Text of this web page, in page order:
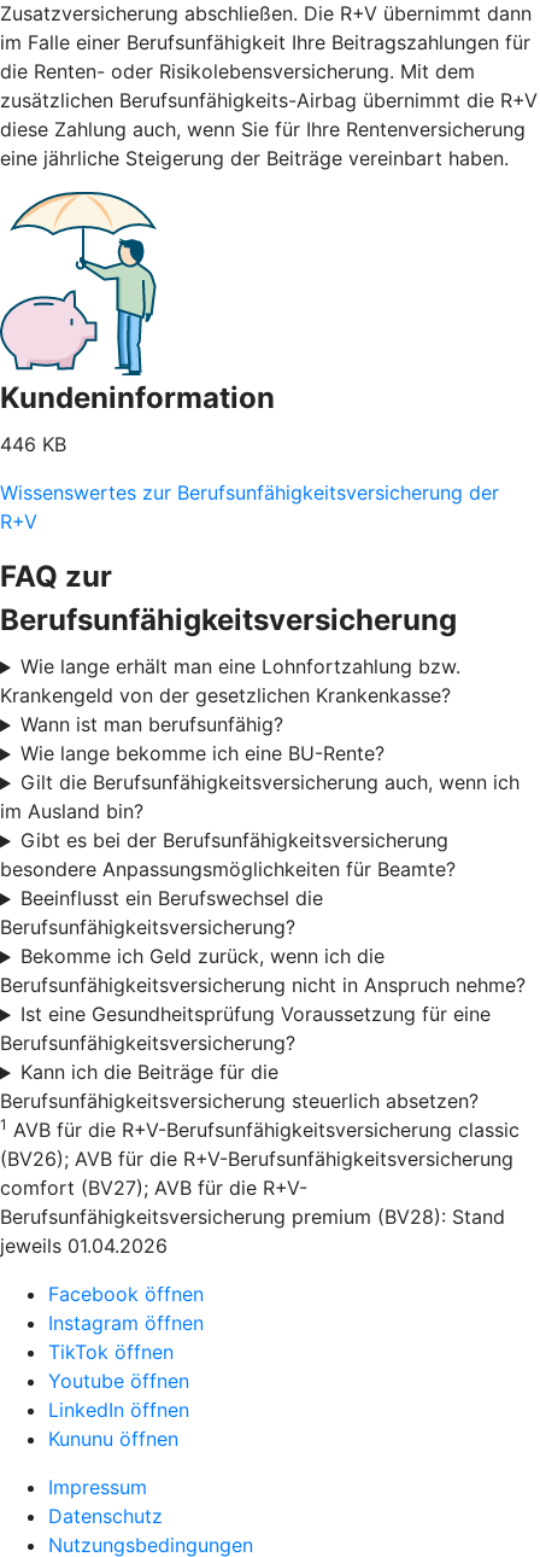
Zusatzversicherung abschließen. Die R+V übernimmt dann
im Falle einer Berufsunfähigkeit Ihre Beitragszahlungen für
die Renten- oder Risikolebensversicherung. Mit dem
zusätzlichen Berufsunfähigkeits-Airbag übernimmt die R+V
diese Zahlung auch, wenn Sie für Ihre Rentenversicherung
eine jährliche Steigerung der Beiträge vereinbart haben.
Kundeninformation
446 KB
Wissenswertes zur Berufsunfähigkeitsversicherung der
R+V
FAQ zur
Berufsunfähigkeitsversicherung
Wie lange erhält man eine Lohnfortzahlung bzw.
Krankengeld von der gesetzlichen Krankenkasse?
Wann ist man berufsunfähig?
Wie lange bekomme ich eine BU-Rente?
Gilt die Berufsunfähigkeitsversicherung auch, wenn ich
im Ausland bin?
Gibt es bei der Berufsunfähigkeitsversicherung
besondere Anpassungsmöglichkeiten für Beamte?
Beeinflusst ein Berufswechsel die
Berufsunfähigkeitsversicherung?
Bekomme ich Geld zurück, wenn ich die
Berufsunfähigkeitsversicherung nicht in Anspruch nehme?
Ist eine Gesundheitsprüfung Voraussetzung für eine
Berufsunfähigkeitsversicherung?
Kann ich die Beiträge für die
Berufsunfähigkeitsversicherung steuerlich absetzen?
1 AVB für die R+V-Berufsunfähigkeitsversicherung classic
(BV26); AVB für die R+V-Berufsunfähigkeitsversicherung
comfort (BV27); AVB für die R+V-
Berufsunfähigkeitsversicherung premium (BV28): Stand
jeweils 01.04.2026
Facebook öffnen
Instagram öffnen
TikTok öffnen
Youtube öffnen
LinkedIn öffnen
Kununu öffnen
Impressum
Datenschutz
Nutzungsbedingungen